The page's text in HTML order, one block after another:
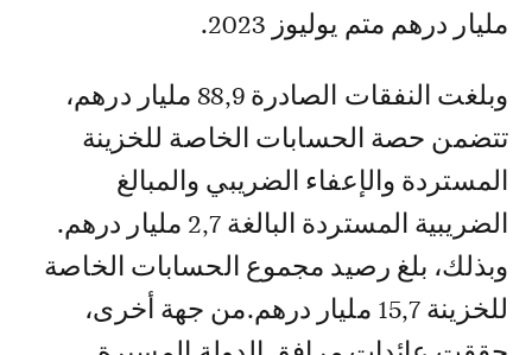
مليار درهم متم يوليوز 2023.
وبلغت النفقات الصادرة 88,9 مليار درهم،
تتضمن حصة الحسابات الخاصة للخزينة
المستردة والإعفاء الضريبي والمبالغ
الضريبية المستردة البالغة 2,7 مليار درهم.
وبذلك، بلغ رصيد مجموع الحسابات الخاصة
للخزينة 15,7 مليار درهم.من جهة أخرى،